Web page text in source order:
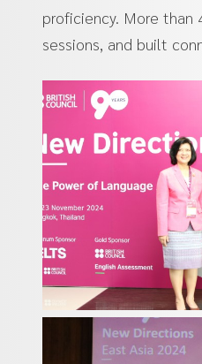
proficiency. More than
sessions, and built